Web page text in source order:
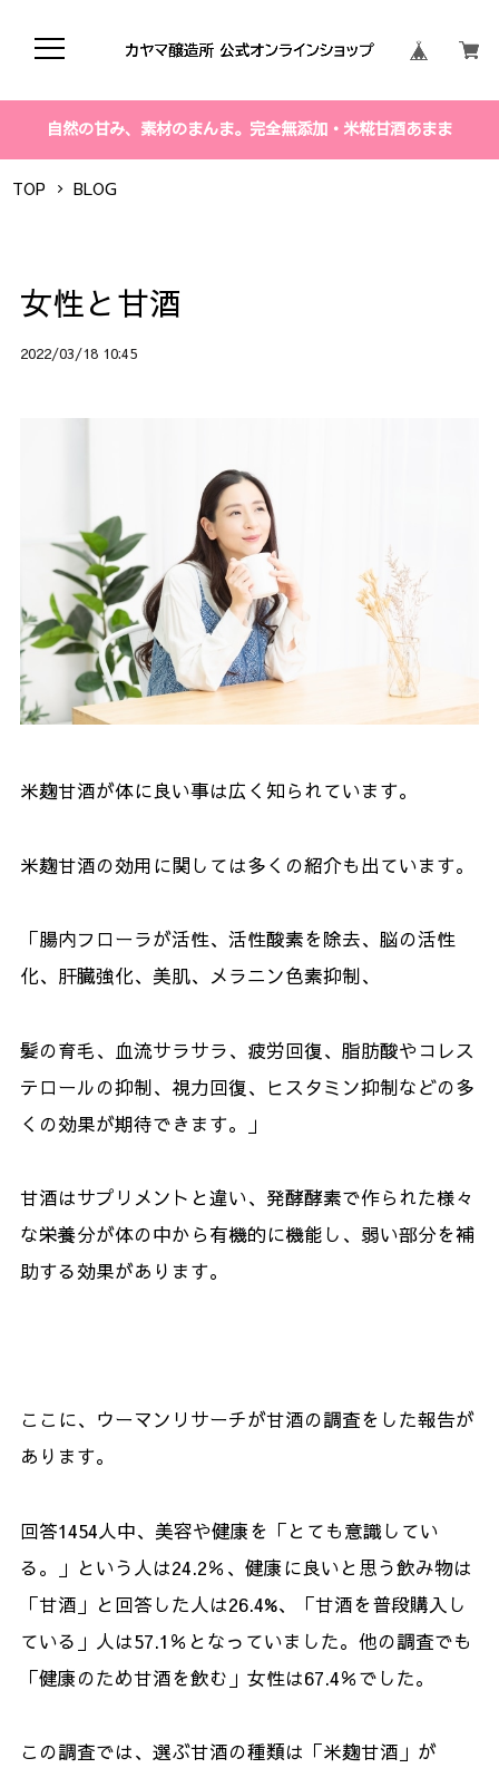
自然の甘み、素材のまんま。完全無添加・米糀甘酒あまま
TOP BLOG
女性と甘酒
2022/03/18 10:45
米麹甘酒が体に良い事は広く知られています。
米麹甘酒の効用に関しては多くの紹介も出ています。
「腸内フローラが活性、活性酸素を除去、脳の活性
化、肝臓強化、美肌、メラニン色素抑制、
髪の育毛、血流サラサラ、疲労回復、脂肪酸やコレス
テロールの抑制、視力回復、ヒスタミン抑制などの多
くの効果が期待できます。」
甘酒はサプリメントと違い、発酵酵素で作られた様々
な栄養分が体の中から有機的に機能し、弱い部分を補
助する効果があります。
ここに、ウーマンリサーチが甘酒の調査をした報告が
あります。
回答1454人中、美容や健康を「とても意識してい
る。」という人は24.2％、健康に良いと思う飲み物は
「甘酒」と回答した人は26.4%、「甘酒を普段購入し
ている」人は57.1％となっていました。他の調査でも
「健康のため甘酒を飲む」女性は67.4％でした。
この調査では、選ぶ甘酒の種類は「米麹甘酒」が